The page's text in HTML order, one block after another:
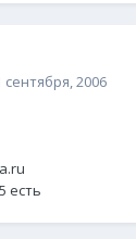
сентября, 2006
есть